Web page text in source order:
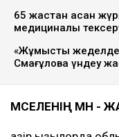
65 жастан асқан
медициналық
«Жұмысты
Смағұловқа үндеу
МӘСЕЛЕНІҢ МӘН -